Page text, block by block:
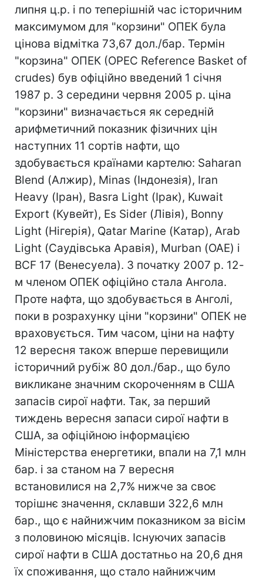
липня ц.р. і по теперішній час історичним
максимумом для "корзини" ОПЕК була
цінова відмітка 73,67 дол./бар. Термін
"корзина" ОПЕК (OPEC Reference Basket of
crudes) був офіційно введений 1 січня
1987 р. З середини червня 2005 р. ціна
"корзини" визначається як середній
арифметичний показник фізичних цін
наступних 11 сортів нафти, що
здобувається країнами картелю: Saharan
Blend (Алжир), Minas (Індонезія), Iran
Heavy (Іран), Basra Light (Ірак), Kuwait
Export (Кувейт), Es Sider (Лівія), Bonny
Light (Нігерія), Qatar Marine (Катар), Arab
Light (Саудівська Аравія), Murban (ОАЕ) і
BCF 17 (Венесуела). З початку 2007 р. 12-
м членом ОПЕК офіційно стала Ангола.
Проте нафта, що здобувається в Анголі,
поки в розрахунку ціни "корзини" ОПЕК не
враховується. Тим часом, ціни на нафту
12 вересня також вперше перевищили
історичний рубіж 80 дол./бар., що було
викликане значним скороченням в США
запасів сирої нафти. Так, за перший
тиждень вересня запаси сирої нафти в
США, за офіційною інформацією
Міністерства енергетики, впали на 7,1 млн
бар. і за станом на 7 вересня
встановилися на 2,7% нижче за своє
торішнє значення, склавши 322,6 млн
бар., що є найнижчим показником за вісім
з половиною місяців. Існуючих запасів
сирої нафти в США достатньо на 20,6 дня
їх споживання, що стало найнижчим